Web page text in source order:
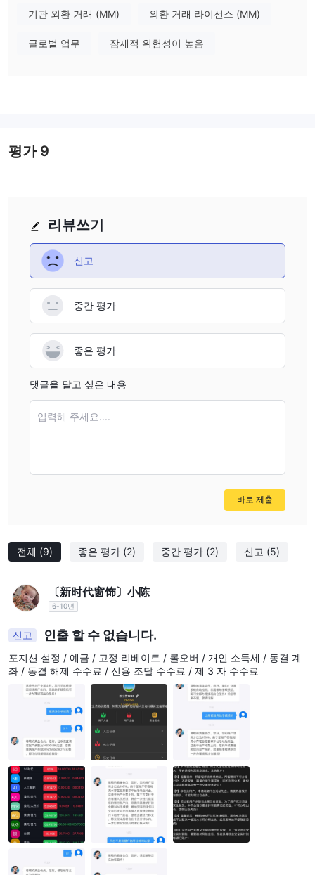
수수료는 거래 금액의 0.0027%이며, 스탬프 세금은 거래 금액의
(Hong Kong) Limited의 공식 웹사이트를 참조하십시오.
잠재적인 투자자와 고객은 이 브로커와 거래할 때 관련된 위험에 대
은 이 브로커와의 재정 거래를 고려할 때 LFSA의 규제 관할권의 영
장단점
이 브로커의 장점은 Labuan 금융 서비스 규제청 (LFSA)에 의한 규
제와 LFSA를 통한 다른 규제 프레임워크 준수 가능성을 포함합니다.
반면에 영국 FCA의 규제 범위를 벗어난 운영과 부정적인 현장 조사
리뷰 증가로 인해 잠재적인 위험과 신뢰성 문제가 제기됩니다.
DBS 금융 서비스는 개인 및 기업 고객을 위한 포괄적인 금융 솔루션
을 제공합니다. 장점은 자산 관리, 은행 및 지속 가능성 서비스와 견
고한 고객 지원을 포함합니다. 그러나 구체적인 서비스 및 제품에 대
한 제한된 정보가 제공되며, 수수료 및 가격에 대한 세부 정보는 제
공되지 않습니다.
비스를 제공합니다. 이 서비스는 최소 예금 또는 투자 한도를 갖춘
움을 줄 수있는 자격을 갖춘 보물에게 접근 할 수 있습니다. 또한
DBS Treasures Privileges는 다양한 맞춤형 서비스와 독점 혜택을
보물 은행 특권: 이 서비스는 아시아 전역에 걸친 자산 관리 전문
지식과 독점적인 은행 특권을 제공하기 위해 맞춤화되었습니다. 이
는 개인이 재정 목표를 달성하는 데 도움이되는 다양한 투자 및 금융
상품을 포함합니다.
DBS 라이프 스타일 특권:DBS는 고객을 소중히 여기며 할인, 특
별 제안 및 독특한 경험을 포함할 수있는 맞춤형 인도를 제공합니다.
자산 관리 서비스:DBS는 균형 잡힌 투자 포트폴리오 확장 기회를
제공하기 위해 주식, 상품, 통화 및 신용과 관련된 자산을 활용하여
글로벌 시장에 액세스 할 수 있습니다. 이 서비스는 고객이 자산을
축적하는 데 도움이되도록 설계되었습니다.
자산 보존:DBS는 개인을 위해 맞춤형 자산 배분 계획을 제공하며,
이에는 은퇴 계획, 교육 기금 및 자산 이전 전략이 포함됩니다. 이를
통해 고객은 축적 된 자산을 보호하고 보존 할 수 있습니다.
은행 서비스:DBS는 DBS 디지 뱅크 앱을 포함한 다양한 은행 서비
기관 외환 거래 (MM) 외환 거래 라이선스 (MM)
글로벌 업무 잠재적 위험성이 높음
전체 (9) 좋은 평가 (2) 중간 평가 (2) 신고 (5)
〔新时代窗饰〕小陈
6-10년
신고 인출 할 수 없습니다.
포지션 설정 / 예금 / 고정 리베이트 / 롤오버 / 개인 소득세 / 동결 계
좌 / 동결 해제 수수료 / 신용 조달 수수료 / 제 3 자 수수료
리뷰쓰기
신고
중간 평가
좋은 평가
댓글을 달고 싶은 내용
입력해 주세요....
바로 제출
평가9